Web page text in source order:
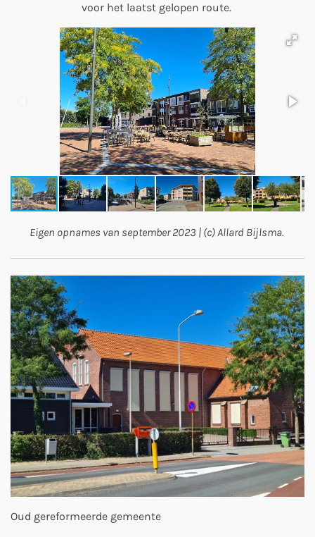
voor het laatst gelopen route.
Eigen opnames van september 2023 | (c) Allard Bijlsma.
Oud gereformeerde gemeente